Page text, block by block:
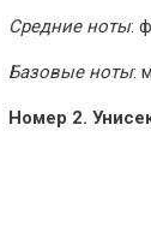
Средние ноты:
Базовые ноты:
Номер 2.